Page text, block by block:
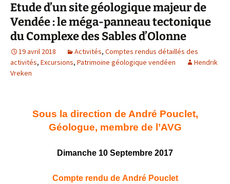
Etude d’un site géologique majeur de
Vendée : le méga-panneau tectonique
du Complexe des Sables d’Olonne
19 avril 2018 Activités, Comptes rendus détaillés des
activités, Excursions, Patrimoine géologique vendéen
Hendrik
Vreken
Sous la direction de André Pouclet,
Géologue, membre de l’AVG
Dimanche 10 Septembre 2017
Compte rendu de André Pouclet